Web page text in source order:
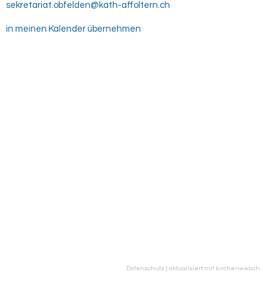
sekretariat.obfelden@kath-affoltern.ch
in meinen Kalender übernehmen
Datenschutz | aktualisiert mit kirchenweb.ch